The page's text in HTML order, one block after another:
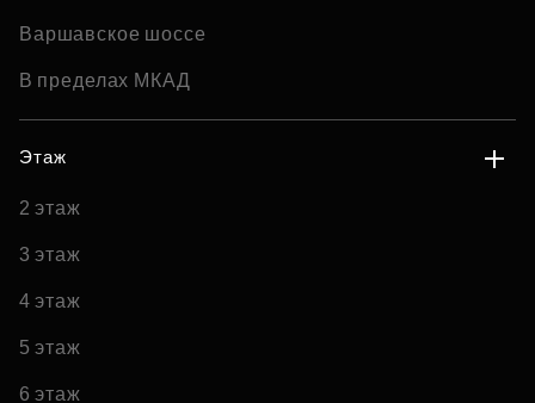
Варшавское шоссе
В пределах МКАД
Этаж
2 этаж
3 этаж
4 этаж
5 этаж
6 этаж